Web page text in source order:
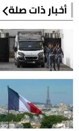
أخبار ذات صلة